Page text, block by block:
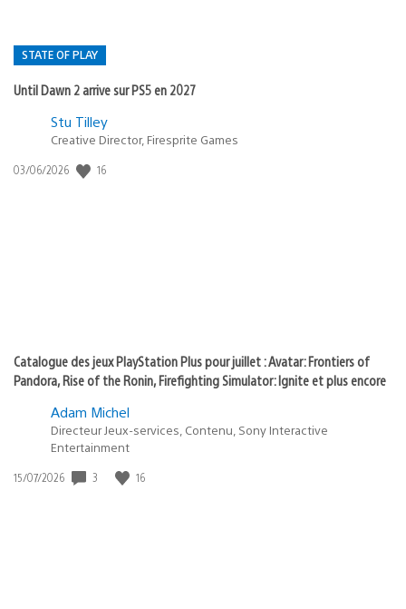
STATE OF PLAY
Until Dawn 2 arrive sur PS5 en 2027
Postée
:
Stu Tilley
Creative Director, Firesprite Games
Date
03/06/2026 16
Catalogue des jeux PlayStation Plus pour juillet : Avatar: Frontiers of
Pandora, Rise of the Ronin, Firefighting Simulator: Ignite et plus encore
Adam Michel
Directeur Jeux-services, Contenu, Sony Interactive
Entertainment
Date
15/07/2026 3 16